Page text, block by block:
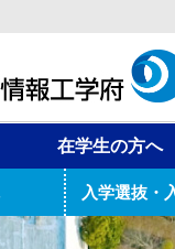
在学生の方へ
入学選抜・